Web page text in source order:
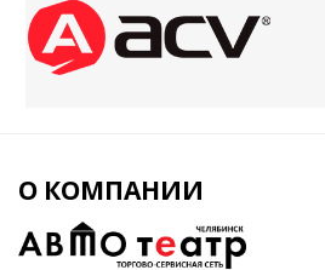
О КОМПАНИИ